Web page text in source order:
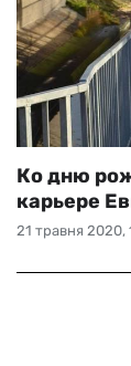
21 травня 2020,
Ко дню
карьере